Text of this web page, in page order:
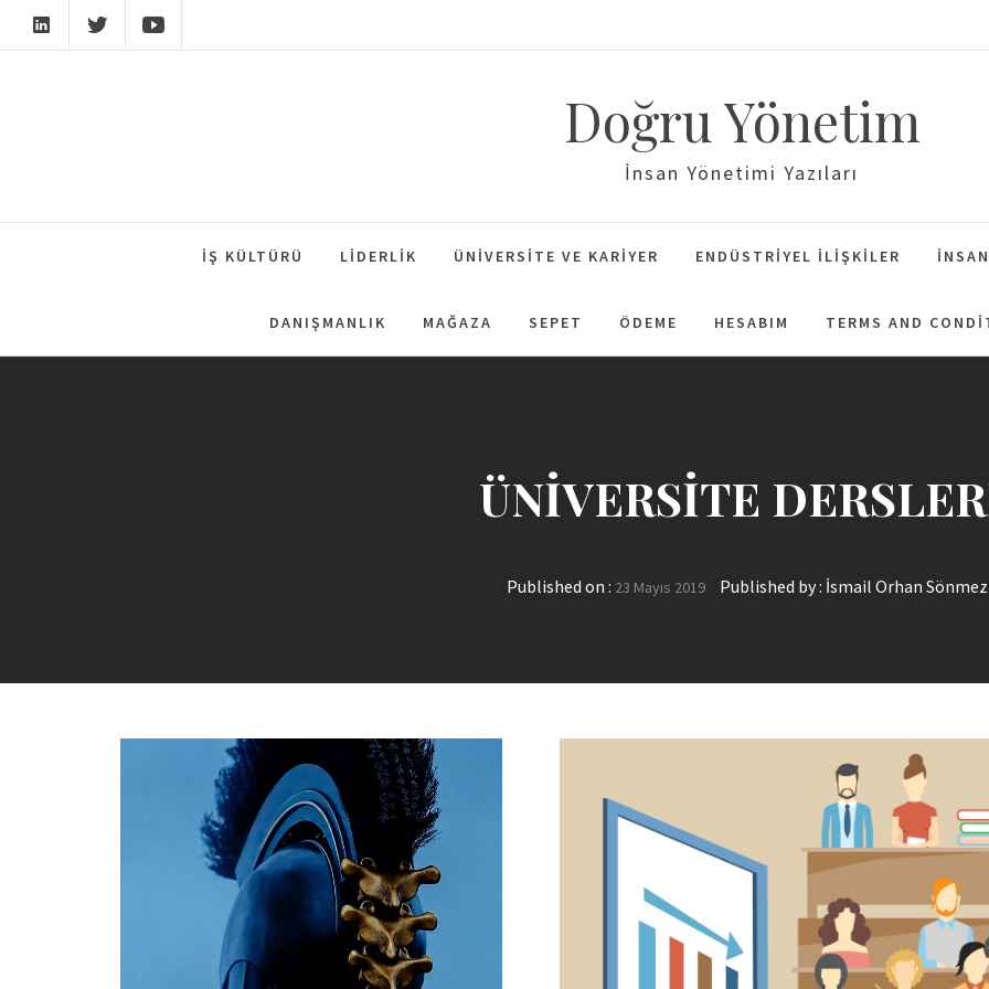
Doğru Yönetim
İnsan Yönetimi Yazıları
İŞ KÜLTÜRÜ LIDERLIK ÜNIVERSITE VE KARIYER ENDÜSTRIYEL İLIŞKILER
DANIŞMANLIK MAĞAZA SEPET ÖDEME HESABIM TERMS AND
ÜNİVERSİTE
Published on : 23 Mayıs 2019 Published by : İsmail Orhan Sönmez